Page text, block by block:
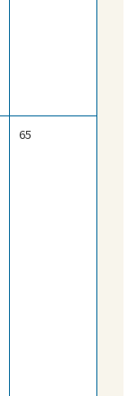
65